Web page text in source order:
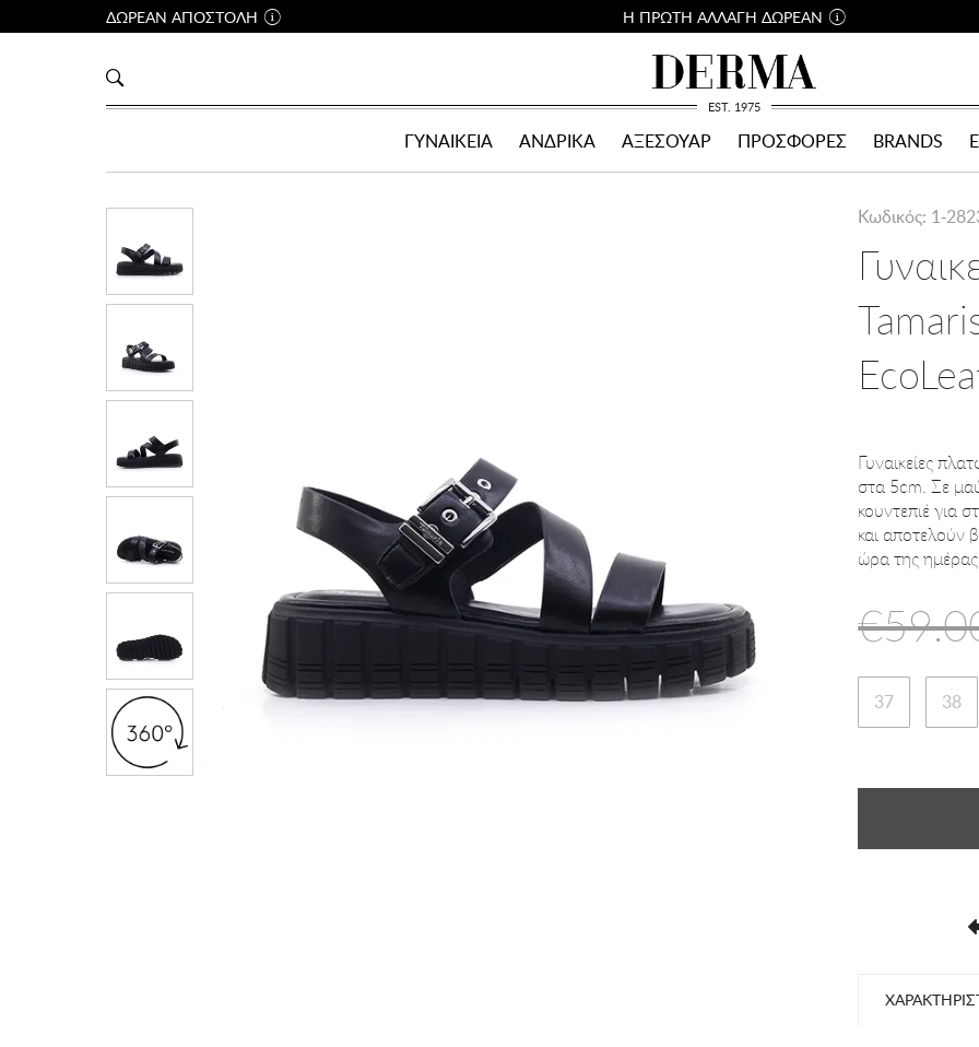
ΔΩΡΕΑΝ ΑΠΟΣΤΟΛΗ Η ΠΡΩΤΗ ΑΛΛΑΓΗ ΔΩΡΕΑΝ
EST. 1975
ΓΥΝΑΙΚΕΙΑ ΑΝΔΡΙΚΑ ΑΞΕΣΟΥΑΡ ΠΡΟΣΦΟΡΕΣ BRANDS
Κωδικός: 1-
Γυναικείες
στα 5cm. Σε
κουντεπιέ για
και αποτελούν
ώρα της ημέρας.
37 38